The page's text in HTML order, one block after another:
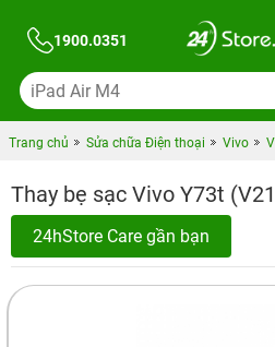
1900.0351
Trang chủ Sửa chữa Điện thoại Vivo
Thay bẹ sạc Vivo Y73t
24hStore Care gần bạn